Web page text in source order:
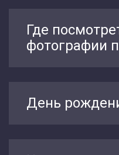
Где
фотографии
День